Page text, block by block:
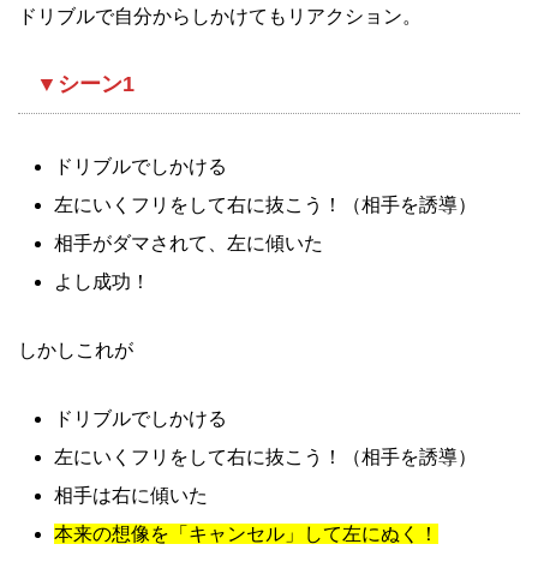
ドリブルで自分からしかけてもリアクション。
▼シーン1
ドリブルでしかける
左にいくフリをして右に抜こう！（相手を誘導）
相手がダマされて、左に傾いた
よし成功！
しかしこれが
ドリブルでしかける
左にいくフリをして右に抜こう！（相手を誘導）
相手は右に傾いた
本来の想像を「キャンセル」して左にぬく！